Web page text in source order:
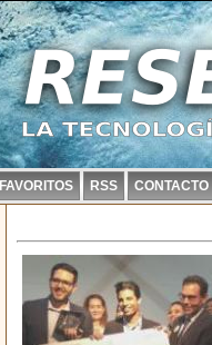
FAVORITOS RSS CONTACTO